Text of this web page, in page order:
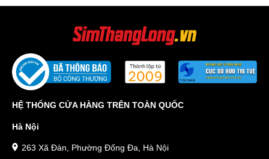
HỆ THỐNG CỬA HÀNG TRÊN TOÀN QUỐC
Hà Nội
263 Xã Đàn, Phường Đống Đa, Hà Nội